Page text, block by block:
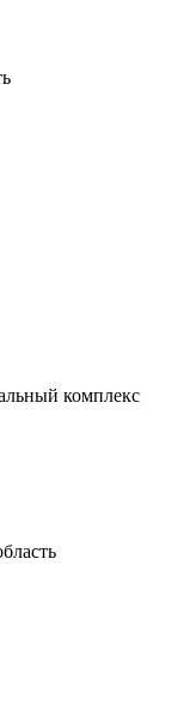
комплекс